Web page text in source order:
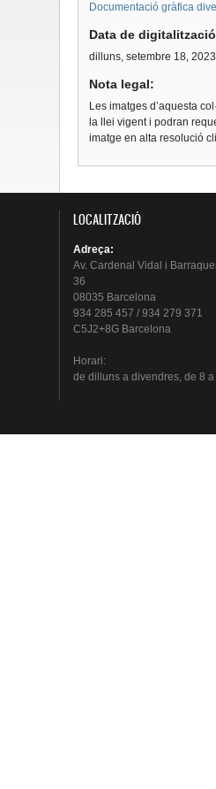
Documentació gràfica
Data de
dilluns, setembre 18, 2023
Nota legal:
Les imatges d’aquesta
la llei vigent i podran
imatge en alta resolució
LOCALITZACIÓ
Adreça:
Av. Cardenal Vidal i
36
08035 Barcelona
934 285 457 / 934 279 371
C5J2+8G Barcelona
Horari:
de dillunsa divendres, de 8